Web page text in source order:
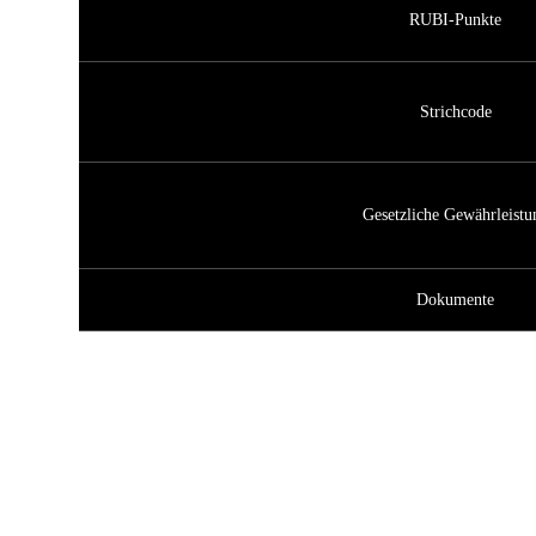
RUBI-Punkte
Strichcode
Gesetzliche
Dokumente